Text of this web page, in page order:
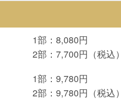
1部：8,080円
2部：7,700円（税込）
1部：9,780円
2部：9,780円（税込）